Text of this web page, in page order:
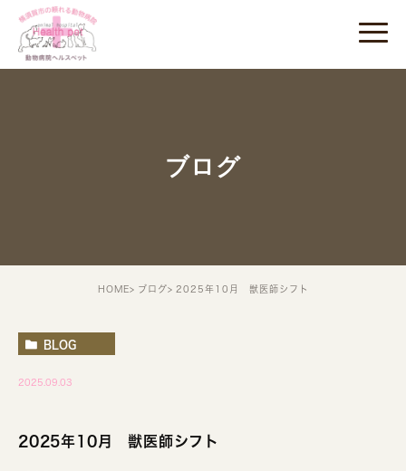
ブログ
HOME ブログ 2025年10月 獣医師シフト
BLOG
2025.09.03
2025年10月 獣医師シフト